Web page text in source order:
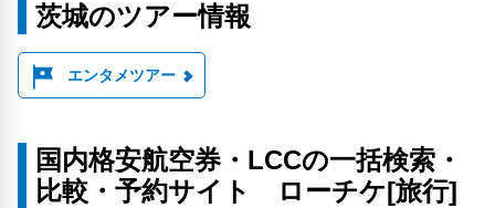
茨城のツアー情報
エンタメツアー
国内格安航空券・LCCの一括検索・
比較・予約サイト ローチケ[旅行]